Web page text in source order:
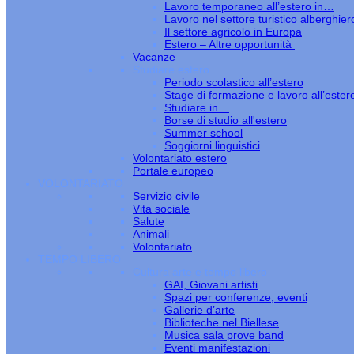
Lavoro temporaneo all’estero in…
Lavoro nel settore turistico
Il settore agricolo in Europa
Estero – Altre opportunità
Vacanze
Studiare estero
Periodo scolastico all’estero
Stage di formazione e lavoro
Studiare in…
Borse di studio all'estero
Summer school
Soggiorni linguistici
Volontariato estero
Portale europeo
VOLONTARIATO
Servizio civile
Vita sociale
Salute
Animali
Volontariato
TEMPO LIBERO
Cultura arte e tempo libero
GAI, Giovani artisti
Spazi per conferenze, eventi
Gallerie d’arte
Biblioteche nel Biellese
Musica sala prove band
Eventi manifestazioni